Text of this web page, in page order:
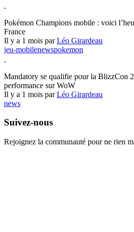
Pokémon Champions mobile : voici
France
Il y a 1 mois parLéo Girardeau
jeu-mobilenewspokemon
Mandatory se qualifie pour la BlizzCon
performance sur WoW
Il y a 1 mois parLéo Girardeau
news
Suivez-nous
Rejoignez la communauté pour ne rien